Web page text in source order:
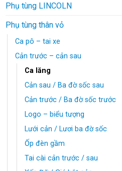
Phụ tùng LINCOLN
Phụ tùng thân vỏ
Ca pô – tai xe
Cản trước – cản sau
Ca lăng
Cản sau / Ba đờ sốc sau
Cản trước / Ba đờ sốc trước
Logo – biểu tượng
Lưới cản / Lươi ba đờ sốc
Ốp đèn gầm
Tai cài cản trước / sau